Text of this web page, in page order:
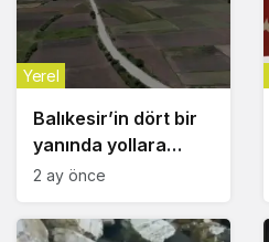
Balıkesir’in dört bir
yanında yollara
Büyükşehir
Yerel
2 ay önce